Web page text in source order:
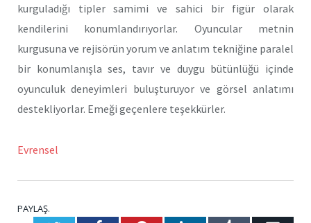
kurguladığı tipler samimi ve sahici bir figür olarak
kendilerini konumlandırıyorlar. Oyuncular metnin
kurgusuna ve rejisörün yorum ve anlatım tekniğine paralel
bir konumlanışla ses, tavır ve duygu bütünlüğü içinde
oyunculuk deneyimleri buluşturuyor ve görsel anlatımı
destekliyorlar. Emeği geçenlere teşekkürler.
Evrensel
PAYLAŞ.